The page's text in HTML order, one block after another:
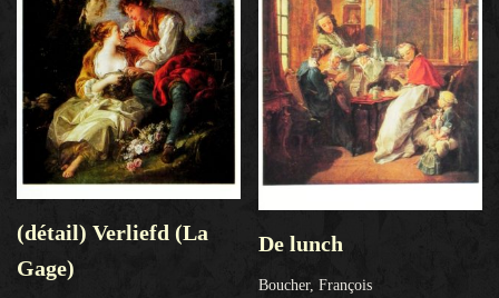
(détail) Verliefd (La
Gage)
De lunch
Boucher, François